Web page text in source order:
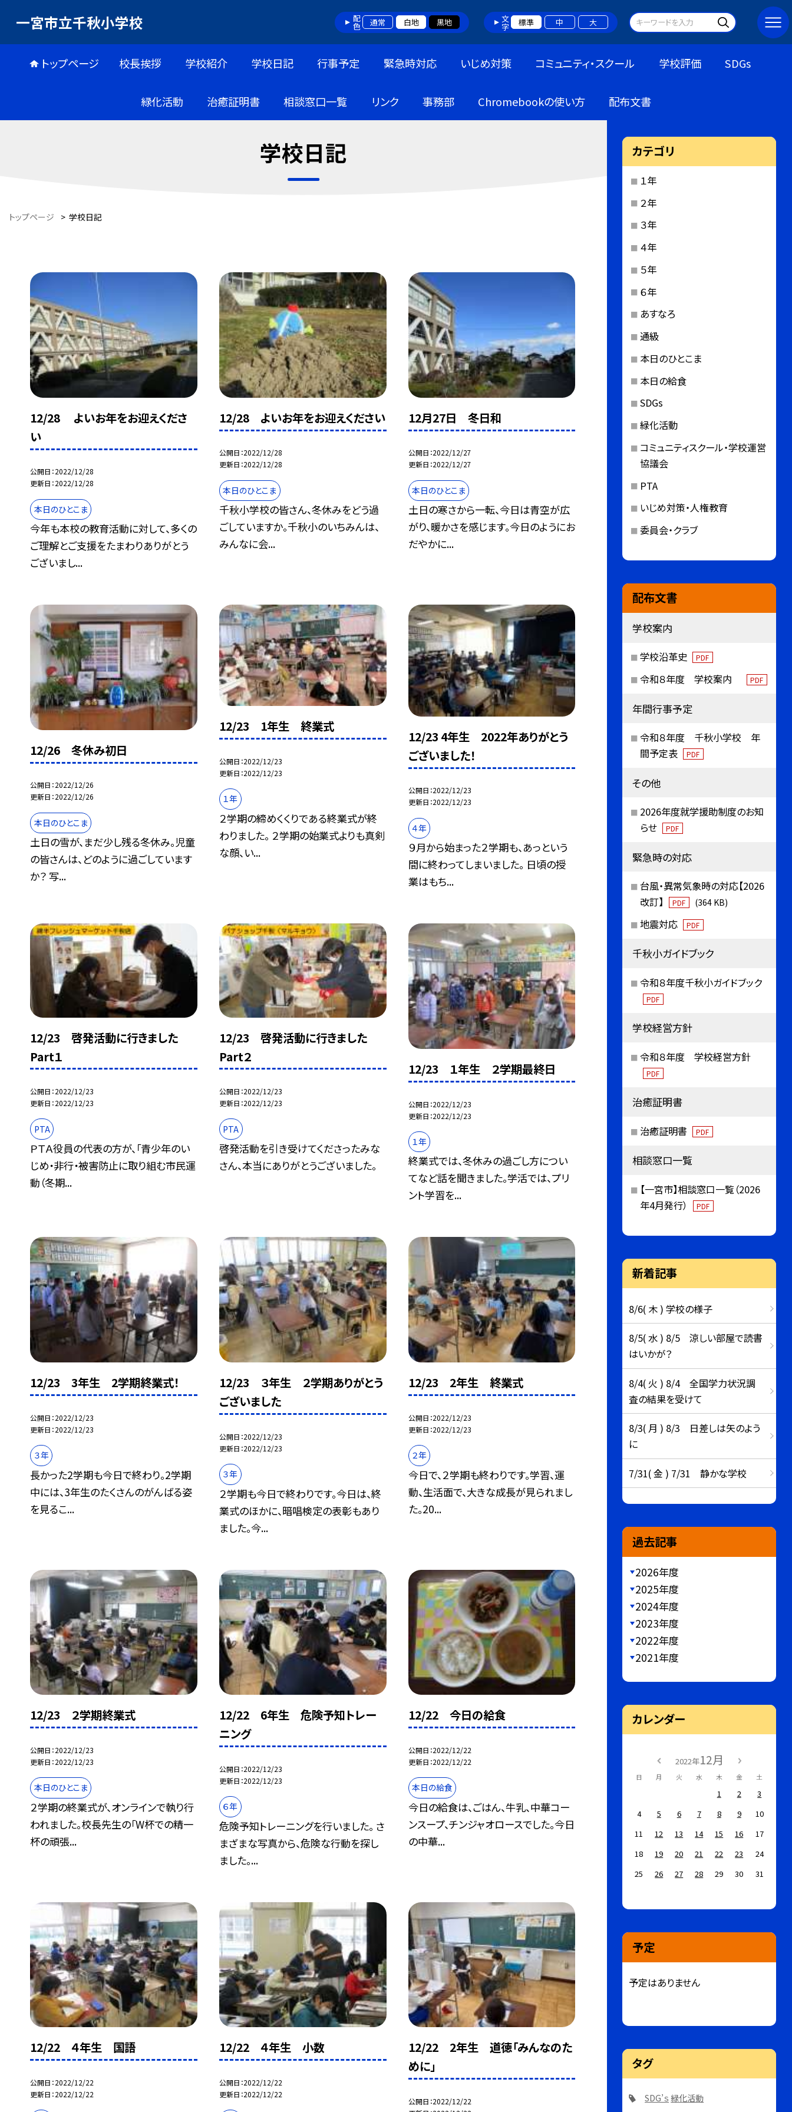
一宮市立千秋小学校 配色 通常 白地 黒地 文字 標準 中 大
トップページ 校長挨拶 学校紹介 学校日記 行事予定 緊急時対応 いじめ対策 コミュニティ・スクール 学校評価 SDGs
緑化活動 治癒証明書 相談窓口一覧 リンク 事務部 Chromebookの使い方 配布文書
学校日記
トップページ > 学校日記
12/28 よいお年をお迎えくださ
い
公開日 2022/12/28
更新日 2022/12/28
本日のひとこま
今年も本校の教育活動に対して、多くの
ご理解とご支援をたまわりありがとう
ございまし...
12/28 よいお年をお迎えください
公開日 2022/12/28
更新日 2022/12/28
本日のひとこま
千秋小学校の皆さん、冬休みをどう過
ごしていますか。千秋小のいちみんは、
みんなに会...
12月27日 冬日和
公開日 2022/12/27
更新日 2022/12/27
本日のひとこま
土日の寒さから一転、今日は青空が広
がり、暖かさを感じます。今日のようにお
だやかに...
12/26 冬休み初日
公開日 2022/12/26
更新日 2022/12/26
本日のひとこま
土日の雪が、まだ少し残る冬休み。児童
の皆さんは、どのように過ごしています
か？ 写...
12/23 1年生 終業式
公開日 2022/12/23
更新日 2022/12/23
１年
２学期の締めくくりである終業式が終
わりました。 ２学期の始業式よりも真剣
な顔、い...
12/23 4年生 2022年ありがとう
ございました！
公開日 2022/12/23
更新日 2022/12/23
４年
９月から始まった２学期も、あっという
間に終わってしまいました。 日頃の授
業はもち...
12/23 啓発活動に行きました
Part１
公開日 2022/12/23
更新日 2022/12/23
PTA
ＰＴＡ役員の代表の方が、「青少年のい
じめ・非行・被害防止に取り組む市民運
動（冬期...
12/23 啓発活動に行きました
Part２
公開日 2022/12/23
更新日 2022/12/23
PTA
啓発活動を引き受けてくださったみな
さん、本当にありがとうございました。
12/23 １年生 ２学期最終日
公開日 2022/12/23
更新日 2022/12/23
１年
終業式では、冬休みの過ごし方につい
てなど話を聞きました。学活では、プリ
ント学習を...
12/23 3年生 2学期終業式！
公開日 2022/12/23
更新日 2022/12/23
３年
長かった2学期も今日で終わり。2学期
中には、3年生のたくさんのがんばる姿
を見るこ...
12/23 ３年生 ２学期ありがとう
ございました
公開日 2022/12/23
更新日 2022/12/23
３年
２学期も今日で終わりです。今日は、終
業式のほかに、暗唱検定の表彰もあり
ました。今...
12/23 2年生 終業式
公開日 2022/12/23
更新日 2022/12/23
２年
今日で、２学期も終わりです。学習、運
動、生活面で、大きな成長が見られまし
た。20...
12/23 ２学期終業式
公開日 2022/12/23
更新日 2022/12/23
本日のひとこま
２学期の終業式が、オンラインで執り行
われました。校長先生の「W杯での精一
杯の頑張...
12/22 6年生 危険予知トレー
ニング
公開日 2022/12/23
更新日 2022/12/23
６年
危険予知トレーニングを行いました。 さ
まざまな写真から、危険な行動を探し
ました。...
12/22 今日の給食
公開日 2022/12/22
更新日 2022/12/22
本日の給食
今日の給食は、ごはん、牛乳、中華コー
ンスープ、チンジャオロースでした。今日
の中華...
12/22 ４年生 国語
公開日 2022/12/22
更新日 2022/12/22
12/22 ４年生 小数
公開日 2022/12/22
更新日 2022/12/22
12/22 2年生 道徳「みんなのた
めに」
公開日 2022/12/22
カテゴリ
１年
２年
３年
４年
５年
６年
あすなろ
通級
本日のひとこま
本日の給食
SDGs
緑化活動
コミュニティスクール・学校運営
協議会
PTA
いじめ対策・人権教育
委員会・クラブ
配布文書
学校案内
学校沿革史 PDF
令和８年度 学校案内 PDF
年間行事予定
令和８年度 千秋小学校 年
間予定表
PDF
その他
2026年度就学援助制度のお知
らせ
PDF
緊急時の対応
台風・異常気象時の対応【2026
改訂】
PDF (364 KB)
地震対応 PDF
千秋小ガイドブック
令和８年度千秋小ガイドブック
PDF
学校経営方針
令和８年度 学校経営方針
PDF
治癒証明書
治癒証明書 PDF
相談窓口一覧
【一宮市】相談窓口一覧（2026
年4月発行）
PDF
新着記事
8/6( 木 ) 学校の様子
8/5( 水 ) 8/5 涼しい部屋で読書
はいかが？
8/4( 火 ) 8/4 全国学力状況調
査の結果を受けて
8/3( 月 ) 8/3 日差しは矢のよう
に
7/31( 金 ) 7/31 静かな学校
過去記事
2026年度
2025年度
2024年度
2023年度
2022年度
2021年度
カレンダー
2022年12月
日 月 火 水 木 金 土
1 2
3
4
5 6 7 8 9
10
11
12 13 14 15 16
17
18
19 20 21 22 23
24
25
26 27 28 29 30 31
予定
予定はありません
タグ
SDG’ｓ 緑化活動